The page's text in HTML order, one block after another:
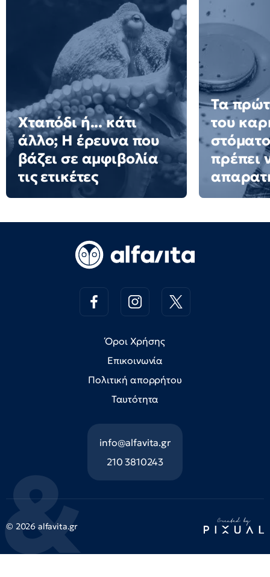
Χταπόδι ή... κάτι
άλλο; Η έρευνα που
βάζει σε αμφιβολία
τις ετικέτες
Τα
του
πρέπει
Όροι Χρήσης
Επικοινωνία
Πολιτική απορρήτου
Ταυτότητα
info@alfavita.gr
210 3810243
© 2026 alfavita.gr